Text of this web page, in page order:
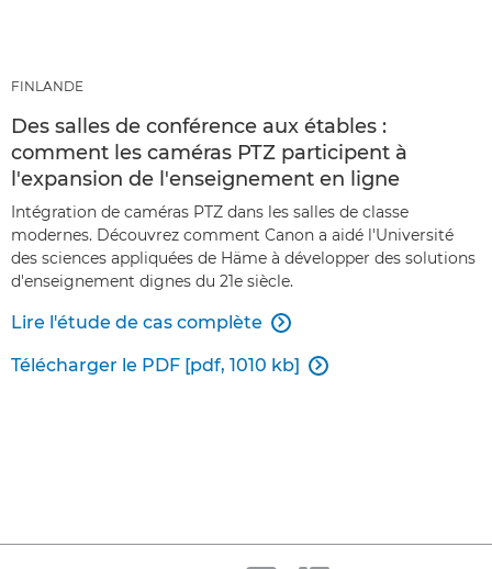
FINLANDE
Des salles de conférence aux étables :
comment les caméras PTZ participent à
l'expansion de l'enseignement en ligne
Intégration de caméras PTZ dans les salles de classe
modernes. Découvrez comment Canon a aidé l'Université
des sciences appliquées de Häme à développer des solutions
d'enseignement dignes du 21e siècle.
Lire l'étude de cas complète 
Télécharger le PDF [pdf, 1010 kb] 